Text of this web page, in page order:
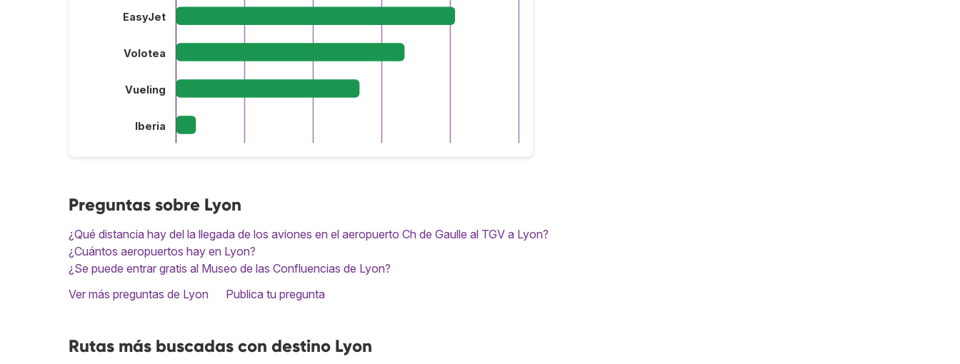
EasyJet
Volotea
Vueling
Iberia
Preguntas sobre Lyon
¿Qué distancia hay del la llegada de los aviones en el aeropuerto Ch de Gaulle al TGV a Lyon?
¿Cuántos aeropuertos hay en Lyon?
¿Se puede entrar gratis al Museo de las Confluencias de Lyon?
Ver más preguntas de Lyon
Publica tu pregunta
Rutas más buscadas con destino Lyon